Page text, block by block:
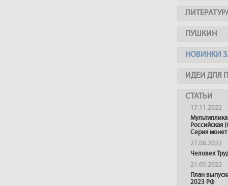
ПУШКИН
НОВИНКИ
ИДЕИ ДЛЯ
СТАТЬИ
17.11.2022
Российская
Серия монет
27.08.2022
Человек
21.05.2022
План
2023 РФ